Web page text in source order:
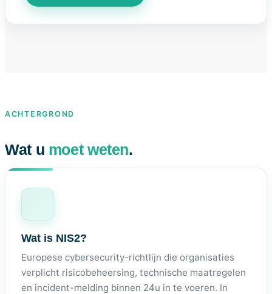
ACHTERGROND
Wat u moet weten.
Wat is NIS2?
Europese cybersecurity-richtlijn die organisaties
verplicht risicobeheersing, technische maatregelen
en incident-melding binnen 24u in te voeren. In